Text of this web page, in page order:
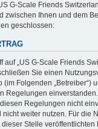
G-Scale Friends
zwischen Ihnen und dem
geschlossen:
auf „US G-Scale Friends
Sie einen
(im Folgenden „Betreiber“)
Regelungen einverstanden.
Regelungen nicht
nicht weiter nutzen. Für die
Stelle veröffentlichten